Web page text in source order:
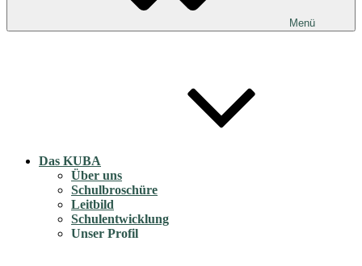
Menü
Das KUBA
Über uns
Schulbroschüre
Leitbild
Schulentwicklung
Unser Profil